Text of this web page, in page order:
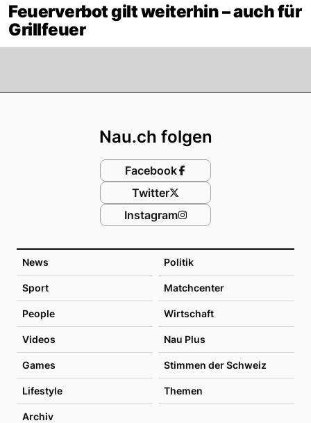
Feuerverbot gilt weiterhin – auch für
Grillfeuer
News Politik
Sport Matchcenter
People Wirtschaft
Videos Nau Plus
Games Stimmen der Schweiz
Lifestyle Themen
Archiv
Nau.ch folgen
Facebook
Twitter
Instagram